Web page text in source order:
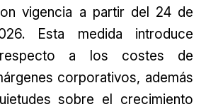
vigencia a partir del 24 de
Esta medida introduce
respecto a los costes de
corporativos, además
sobre el crecimiento